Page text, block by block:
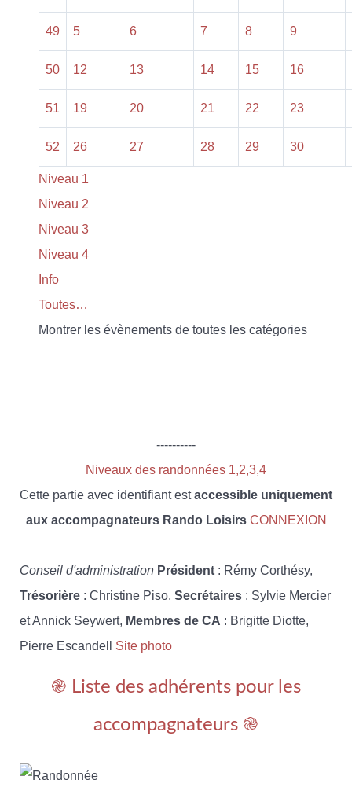
49 5 6 7 8 9
50 12 13 14 15 16
51 19 20 21 22 23
52 26 27 28 29 30
Niveau 1
Niveau 2
Niveau 3
Niveau 4
Info
Toutes…
Montrer les évènements de toutes les catégories
----------
Niveaux des randonnées 1,2,3,4
Cette partie avec identifiant estaccessible uniquement
aux accompagnateurs Rando Loisirs CONNEXION
Conseil d'administration Président : Rémy Corthésy,
Trésorière : Christine Piso, Secrétaires : Sylvie Mercier
et Annick Seywert, Membres de CA : Brigitte Diotte,
Pierre Escandell Site photo
֎ Liste des adhérents pour les
accompagnateurs ֎